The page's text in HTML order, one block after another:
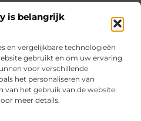
is belangrijk
en vergelijkbare technologieën
gebruikt en om uw ervaring
voor verschillende
het personaliseren van
van het gebruik van de website.
meer details.